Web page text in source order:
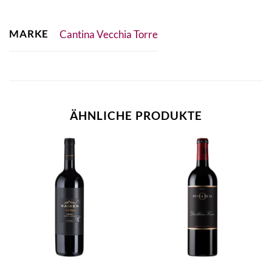
MARKE Cantina Vecchia Torre
ÄHNLICHE PRODUKTE